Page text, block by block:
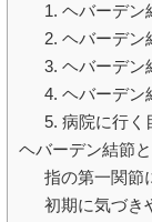
1. ヘバーデン
2. ヘバーデン
3. ヘバーデン
4. ヘバーデン
5. 病院に行く
ヘバーデン結節
指の第一関節
初期に気づき